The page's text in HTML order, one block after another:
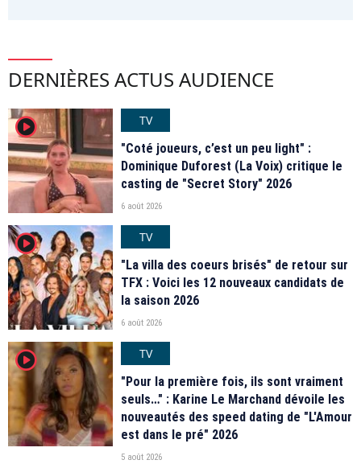
DERNIÈRES ACTUS AUDIENCE
player2
TV
"Coté joueurs, c’est un peu light" :
Dominique Duforest (La Voix) critique le
casting de "Secret Story" 2026
6 août 2026
player2
TV
"La villa des coeurs brisés" de retour sur
TFX : Voici les 12 nouveaux candidats de
la saison 2026
6 août 2026
player2
TV
"Pour la première fois, ils sont vraiment
seuls…" : Karine Le Marchand dévoile les
nouveautés des speed dating de "L'Amour
est dans le pré" 2026
5 août 2026